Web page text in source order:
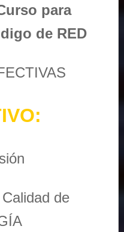
para
de RED
de